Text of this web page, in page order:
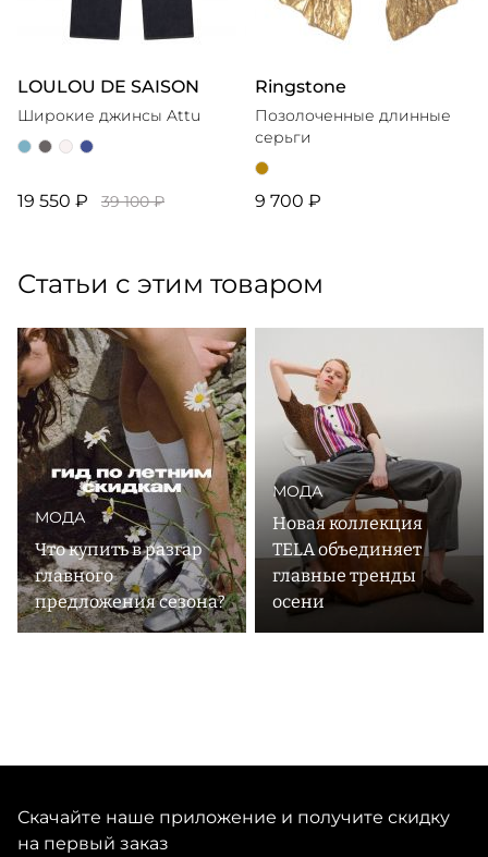
LOULOU DE SAISON
Широкие джинсы Attu
19 550 ₽ 39 100 ₽
Ringstone
Позолоченные длинные
серьги
9 700 ₽
Статьи с этим товаром
МОДА
Что купить в разгар
главного
предложения сезона?
МОДА
Новая коллекция
TELA объединяет
главные тренды
осени
Скачайте наше приложение и получите скидку
на первый заказ